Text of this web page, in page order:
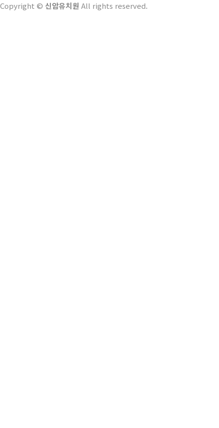
Copyright © 신암유치원 All rights reserved.